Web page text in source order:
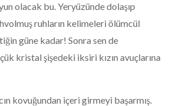
olacak bu. Yeryüzünde dolaşıp
ruhların kelimeleri ölümcül
güne kadar! Sonra sen de
kristal şişedeki iksiri kızın avuçlarına
kovuğundan içeri girmeyi başarmış.